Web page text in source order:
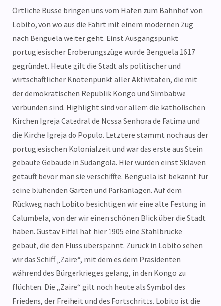
Örtliche Busse bringen uns vom Hafen zum Bahnhof von
Lobito, von wo aus die Fahrt mit einem modernen Zug
nach Benguela weiter geht. Einst Ausgangspunkt
portugiesischer Eroberungszüge wurde Benguela 1617
gegründet. Heute gilt die Stadt als politischer und
wirtschaftlicher Knotenpunkt aller Aktivitäten, die mit
der demokratischen Republik Kongo und Simbabwe
verbunden sind. Highlight sind vor allem die katholischen
Kirchen Igreja Catedral de Nossa Senhora de Fatima und
die Kirche Igreja do Populo. Letztere stammt noch aus der
portugiesischen Kolonialzeit und war das erste aus Stein
gebaute Gebäude in Südangola. Hier wurden einst Sklaven
getauft bevor man sie verschiffte. Benguela ist bekannt für
seine blühenden Gärten und Parkanlagen. Auf dem
Rückweg nach Lobito besichtigen wir eine alte Festung in
Calumbela, von der wir einen schönen Blick über die Stadt
haben. Gustav Eiffel hat hier 1905 eine Stahlbrücke
gebaut, die den Fluss überspannt. Zurück in Lobito sehen
wir das Schiff „Zaire“, mit dem es dem Präsidenten
während des Bürgerkrieges gelang, in den Kongo zu
flüchten. Die „Zaire“ gilt noch heute als Symbol des
Friedens, der Freiheit und des Fortschritts. Lobito ist die